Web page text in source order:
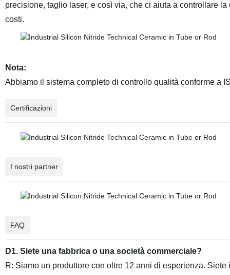
precisione, taglio laser, e così via, che ci aiuta a controllare
costi.
Nota:
Abbiamo il sistema completo di controllo qualità conforme a
Certificazioni
I nostri partner
FAQ
D1. Siete una fabbrica o una società commerciale?
R: Siamo un produttore con oltre 12 anni di esperienza.